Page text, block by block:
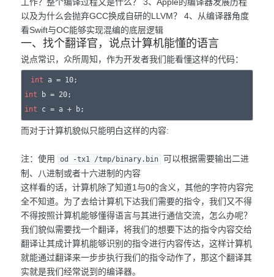
以及为什么会抛弃GCC换成自研的LLVM？ 4、从编译器角度
看Swift与OC能够实现混编的底层逻辑
一、找个翻译官，说点计算机能懂的语言
说点常识，众所周知，作为开发者我们能看懂这样的代码：
int
int
int
而对于计算机貌似只能明白这样的内容:
注：使用 od -tx1 /tmp/binary.bin 可以根据需要输出二进
制、八进制或者十六进制的内容
这样看的话，计算机除了知道1与0的含义，其他的字符内容完
全不知道。为了去给计算机下达我们需要的指令，我们又不得
不得按照计算机能够懂得语言与其进行通信交流，怎么办呢？
我们貌似需要找一个翻译，将我们的想要下达的指令内容交给
翻译让其成计算机能够识别的指令进行内容传达，这样计算机
就能通过翻译来一步步执行我们的指令动作了，那这个翻译其
实就是我们经常说到的编译器。